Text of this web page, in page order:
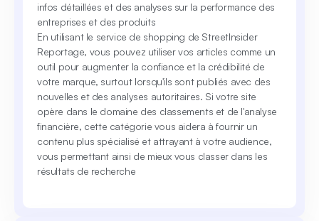
infos détaillées et des analyses sur la performance des
entreprises et des produits
En utilisant le service de shopping de StreetInsider
Reportage, vous pouvez utiliser vos articles comme un
outil pour augmenter la confiance et la crédibilité de
votre marque, surtout lorsqu'ils sont publiés avec des
nouvelles et des analyses autoritaires. Si votre site
opère dans le domaine des classements et de l'analyse
financière, cette catégorie vous aidera à fournir un
contenu plus spécialisé et attrayant à votre audience,
vous permettant ainsi de mieux vous classer dans les
résultats de recherche